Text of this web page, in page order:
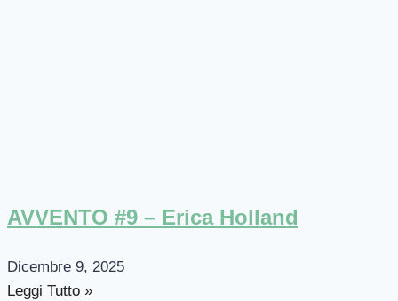
AVVENTO #9 – Erica Holland
Dicembre 9, 2025
Leggi Tutto »